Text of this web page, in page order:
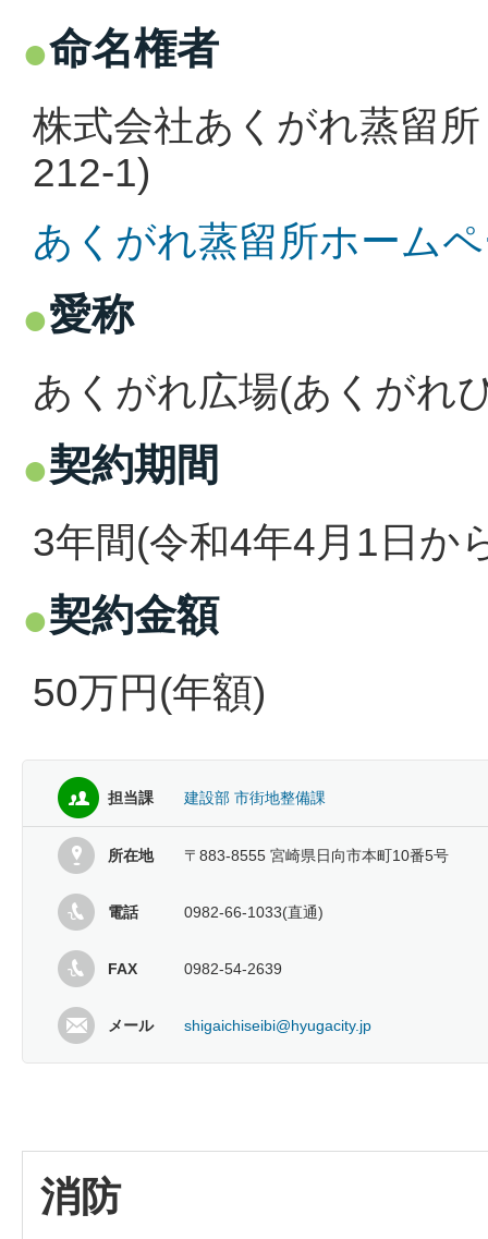
命名権者
株式会社あくがれ蒸留
212-1)
あくがれ蒸留所ホーム
愛称
あくがれ広場(あくがれ
契約期間
3年間(令和4年4月1日か
契約金額
50万円(年額)
担当課 建設部 市街地整備課
所在地 〒883-8555 宮崎県日向市本町10番5号
電話 0982-66-1033(直通)
FAX 0982-54-2639
メール shigaichiseibi@hyugacity.jp
消防